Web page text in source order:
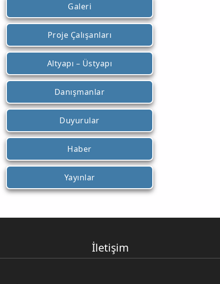
Galeri
Proje Çalışanları
Altyapı – Üstyapı
Danışmanlar
Duyurular
Haber
Yayınlar
İletişim